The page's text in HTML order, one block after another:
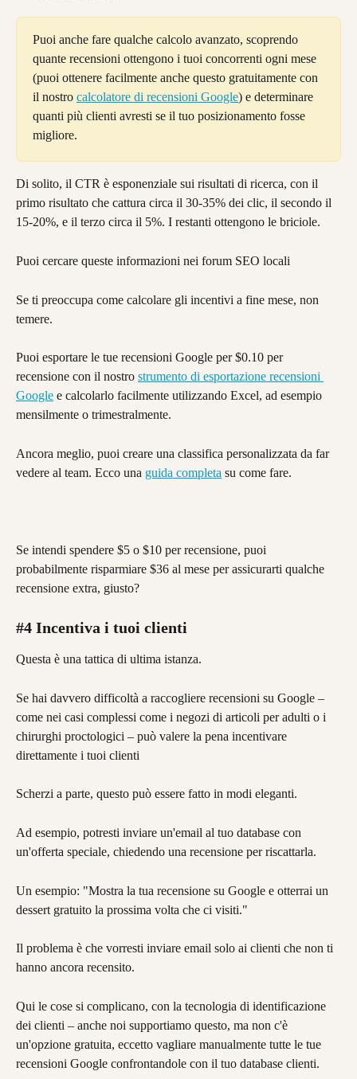
Puoi anche fare qualche calcolo avanzato, scoprendo
quante recensioni ottengono i tuoi concorrenti ogni mese
(puoi ottenere facilmente anche questo gratuitamente con
il nostro calcolatore di recensioni Google) e determinare
quanti più clienti avresti se il tuo posizionamento fosse
migliore.
Di solito, il CTR è esponenziale sui risultati di ricerca, con il
primo risultato che cattura circa il 30-35% dei clic, il secondo il
15-20%, e il terzo circa il 5%. I restanti ottengono le briciole.
Puoi cercare queste informazioni nei forum SEO locali
Se ti preoccupa come calcolare gli incentivi a fine mese, non
temere.
Puoi esportare le tue recensioni Google per $0.10 per
recensione con il nostro strumento di esportazione recensioni
Google e calcolarlo facilmente utilizzando Excel, ad esempio
mensilmente o trimestralmente.
Ancora meglio, puoi creare una classifica personalizzata da far
vedere al team. Ecco una guida completa su come fare.
Se intendi spendere $5 o $10 per recensione, puoi
probabilmente risparmiare $36 al mese per assicurarti qualche
recensione extra, giusto?
#4 Incentiva i tuoi clienti
Questa è una tattica di ultima istanza.
Se hai davvero difficoltà a raccogliere recensioni su Google –
come nei casi complessi come i negozi di articoli per adulti o i
chirurghi proctologici – può valere la pena incentivare
direttamente i tuoi clienti
Scherzi a parte, questo può essere fatto in modi eleganti.
Ad esempio, potresti inviare un'email al tuo database con
un'offerta speciale, chiedendo una recensione per riscattarla.
Un esempio: "Mostra la tua recensione su Google e otterrai un
dessert gratuito la prossima volta che ci visiti."
Il problema è che vorresti inviare email solo ai clienti che non ti
hanno ancora recensito.
Qui le cose si complicano, con la tecnologia di identificazione
dei clienti – anche noi supportiamo questo, ma non c'è
un'opzione gratuita, eccetto vagliare manualmente tutte le tue
recensioni Google confrontandole con il tuo database clienti.